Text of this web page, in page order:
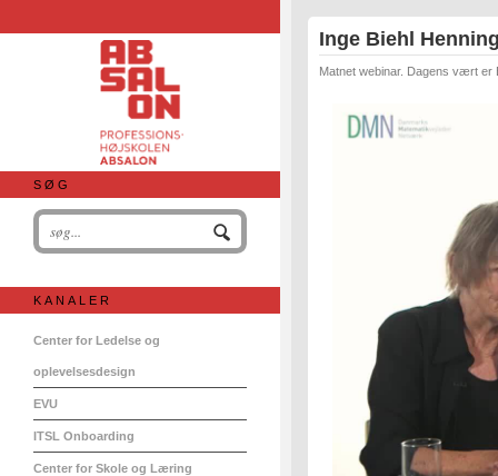
SØG
KANALER
Center for Ledelse og
oplevelsesdesign
EVU
ITSL Onboarding
Center for Skole og Læring
Inge Biehl
Matnet webinar. Dagens vært er